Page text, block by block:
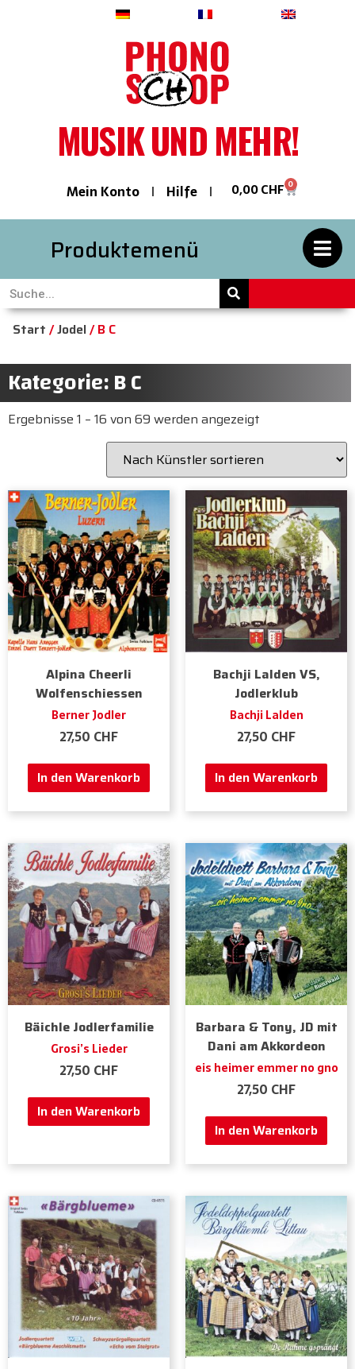
MUSIK UND MEHR!
Mein Konto Hilfe 0,00CHF 0
Produktemenü
Start /Jodel/ B C
Kategorie: B C
Ergebnisse 1 – 16 von 69 werden angezeigt
Alpina Cheerli
Wolfenschiessen
Berner Jodler
27,50 CHF
In den Warenkorb
Bachji Lalden VS,
Jodlerklub
Bachji Lalden
27,50 CHF
In den Warenkorb
Bäichle Jodlerfamilie
Grosi’s Lieder
27,50 CHF
In den Warenkorb
Barbara & Tony, JD mit
Dani am Akkordeon
eis heimer emmer no gno
27,50 CHF
In den Warenkorb